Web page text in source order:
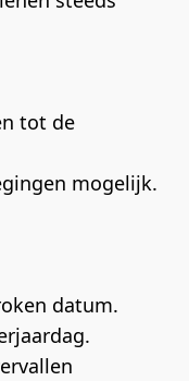
tot de
mogelijk.
datum.